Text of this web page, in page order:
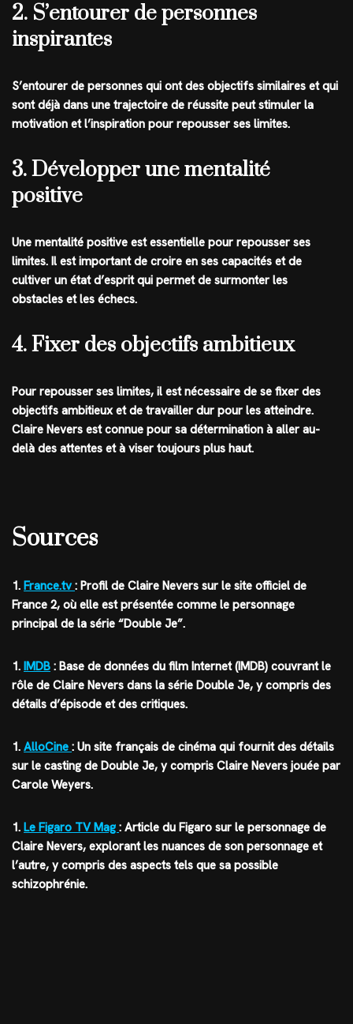
2. S’entourer de personnes
inspirantes
S’entourer de personnes qui ont des objectifs similaires et qui
sont déjà dans une trajectoire de réussite peut stimuler la
motivation et l’inspiration pour repousser ses limites.
3. Développer une mentalité
positive
Une mentalité positive est essentielle pour repousser ses
limites. Il est important de croire en ses capacités et de
cultiver un état d’esprit qui permet de surmonter les
obstacles et les échecs.
4. Fixer des objectifs ambitieux
Pour repousser ses limites, il est nécessaire de se fixer des
objectifs ambitieux et de travailler dur pour les atteindre.
Claire Nevers est connue pour sa détermination à aller au-
delà des attentes et à viser toujours plus haut.
Sources
1. France.tv: Profil de Claire Nevers sur le site officiel de
France 2, où elle est présentée comme le personnage
principal de la série “Double Je”.
1. IMDB : Base de données du film Internet (IMDB) couvrant le
rôle de Claire Nevers dans la série Double Je, y compris des
détails d’épisode et des critiques.
1. AlloCine : Un site français de cinéma qui fournit des détails
sur le casting de Double Je, y compris Claire Nevers jouée par
Carole Weyers.
1. Le Figaro TV Mag : Article du Figaro sur le personnage de
Claire Nevers, explorant les nuances de son personnage et
l’autre, y compris des aspects tels que sa possible
schizophrénie.